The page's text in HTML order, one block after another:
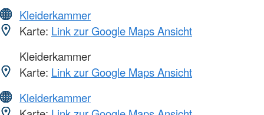
Kleiderkammer
Karte: Link zur Google Maps Ansicht
Kleiderkammer
Karte: Link zur Google Maps Ansicht
Kleiderkammer